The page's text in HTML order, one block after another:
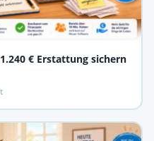
€ Erstattung sichern